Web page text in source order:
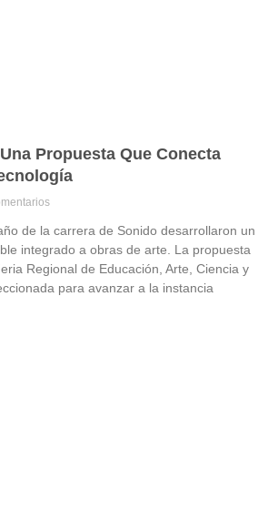
Propuesta Que Conecta
de la carrera de Sonido desarrollaron un
integrado a obras de arte. La propuesta
Regional de Educación, Arte, Ciencia y
para avanzar a la instancia